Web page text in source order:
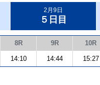
2月9日
５日目
8R 9R 10R
14:10 14:44 15:27